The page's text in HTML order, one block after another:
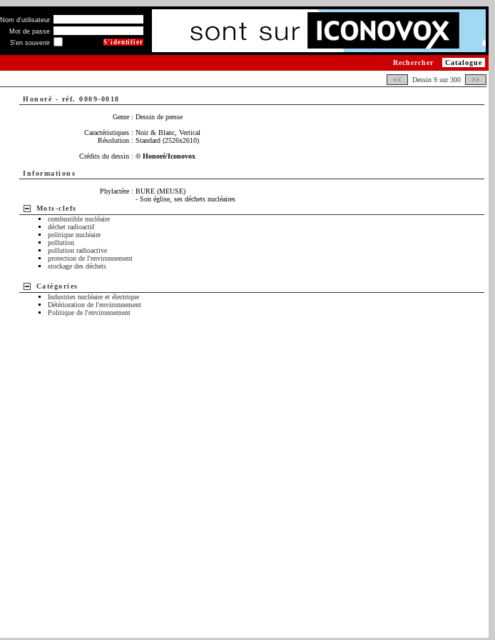
Nom d'utilisateur
Mot de passe
S'en souvenir
Catalogue
Rechercher
<< Dessin 9 sur 300 >>
Honoré - réf. 0009-0018
Genre : Dessin de presse
Caractéristiques : Noir & Blanc, Vertical
Résolution : Standard (2526x2610)
Crédits du dessin : © Honoré/Iconovox
Informations
Phylactère : BURE (MEUSE)
- Son église, ses déchets nucléaires
Mots-clefs
combustible nucléaire
déchet radioactif
politique nucléaire
pollution
pollution radioactive
protection de l'environnement
stockage des déchets
Catégories
Industries nucléaire et électrique
Détérioration de l'environnement
Politique de l'environnement